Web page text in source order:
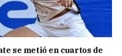
se metió en cuartos de